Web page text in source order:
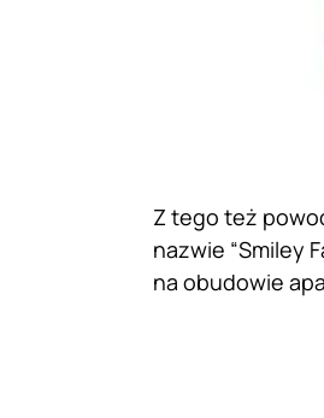
Z tego też
nazwie “Smiley
na obudowie